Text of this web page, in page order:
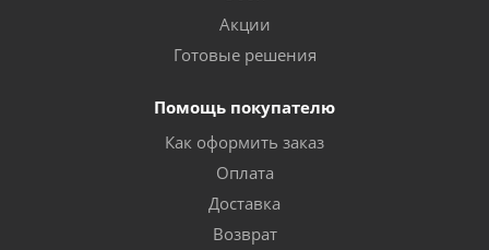
Акции
Готовые решения
Помощь покупателю
Как оформить заказ
Оплата
Доставка
Возврат